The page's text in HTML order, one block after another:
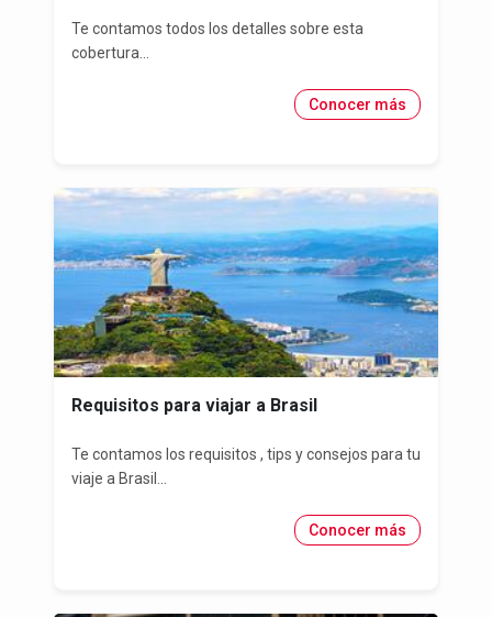
Te contamos todos los detalles sobre esta
cobertura...
Conocer más
Requisitos para viajar a Brasil
Te contamos los requisitos , tips y consejos para tu
viaje a Brasil...
Conocer más